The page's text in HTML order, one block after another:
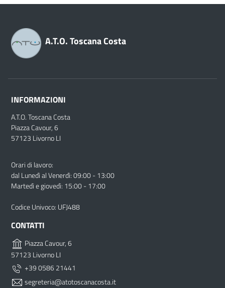
A.T.O. Toscana Costa
INFORMAZIONI
A.T.O. Toscana Costa
Piazza Cavour, 6
57123 Livorno LI
Orari di lavoro:
dal Lunedì al Venerdì: 09:00 - 13:00
Martedì e giovedì: 15:00 - 17:00
Codice Univoco: UFJ488
CONTATTI
Piazza Cavour, 6
57123 Livorno LI
+39 0586 21441
segreteria@atotoscanacosta.it